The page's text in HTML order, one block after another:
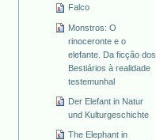
Falco
Monstros: O
rinoceronte e o
elefante. Da ficção dos
Bestiários à realidade
testemunhal
Der Elefant in Natur
und Kulturgeschichte
The Elephant in